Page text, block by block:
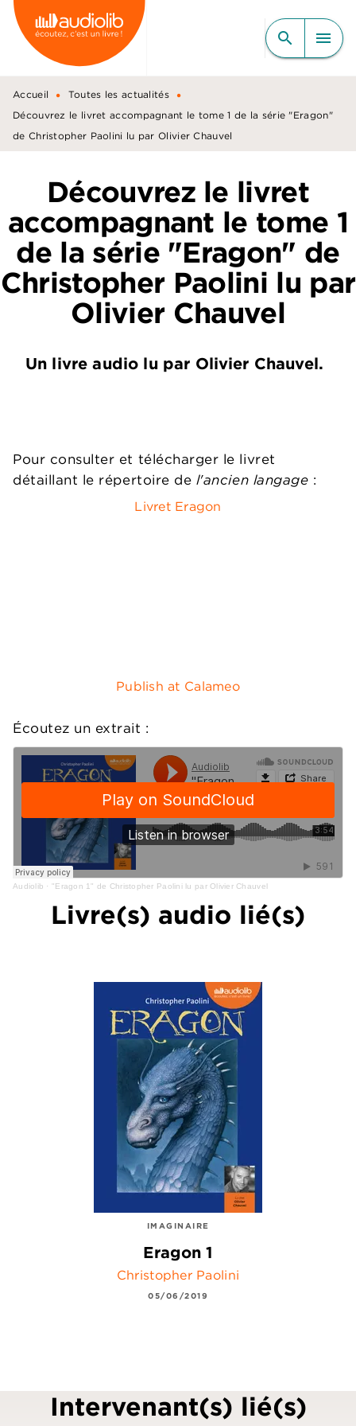
MENU RECHERCHE
CONTENU
PIED DE PAGE
search menu
Accueil • Toutes les actualités •
Découvrez le livret accompagnant le tome 1 de la série "Eragon"
de Christopher Paolini lu par Olivier Chauvel
Découvrez le livret
accompagnant le tome 1
de la série "Eragon" de
Christopher Paolini lu par
Olivier Chauvel
Un livre audio lu par Olivier Chauvel.
Pour consulter et télécharger le livret
détaillant le répertoire de l'ancien langage :
Livret Eragon
Publish at Calameo
Écoutez un extrait :
Audiolib · "Eragon 1" de Christopher Paolini lu par Olivier Chauvel
Livre(s) audio lié(s)
IMAGINAIRE
Eragon 1
Christopher Paolini
05/06/2019
Intervenant(s) lié(s)